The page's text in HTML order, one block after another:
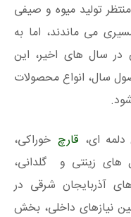
تولید میوه و صیفی
می ماندند، اما به
سال های اخیر، این
سال، انواع محصولات
ای، قارچ خوراکی،
های زینتی و گلدانی،
آذربایجان شرقی در
نیازهای داخلی، بخش